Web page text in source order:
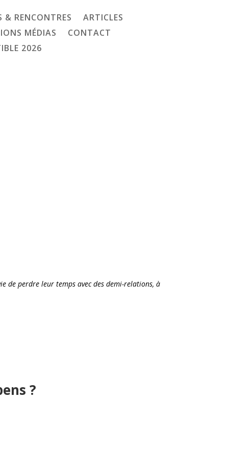
& RENCONTRES
ARTICLES
MÉDIAS
CONTACT
2026
de perdre leur temps avec des demi-relations, à
?